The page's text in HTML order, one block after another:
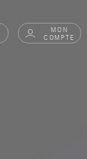
MON
COMPTE